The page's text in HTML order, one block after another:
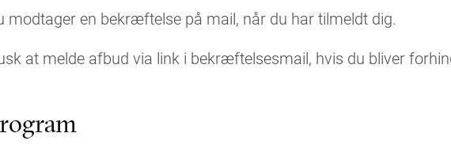
modtager en bekræftelse på mail, når du har tilmeldt dig.
at melde afbud via link i bekræftelsesmail, hvis du bliver